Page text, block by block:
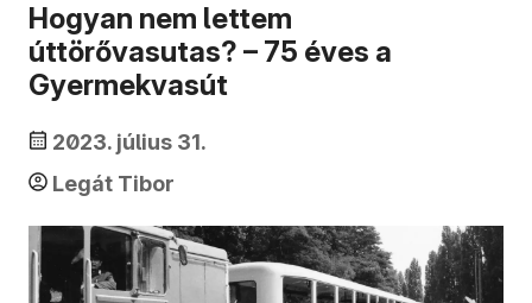
Hogyan nem lettem
úttörővasutas? – 75 éves a
Gyermekvasút
2023. július 31.
Legát Tibor